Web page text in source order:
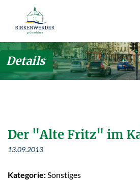
Zum Hauptinhalt springen
Details
Der "Alte Fritz" im
13.09.2013
Kategorie: Sonstiges